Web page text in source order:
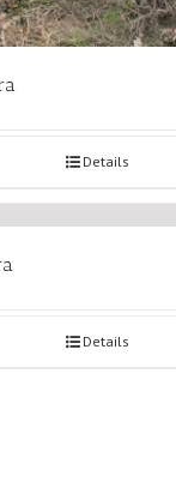
Details
Details